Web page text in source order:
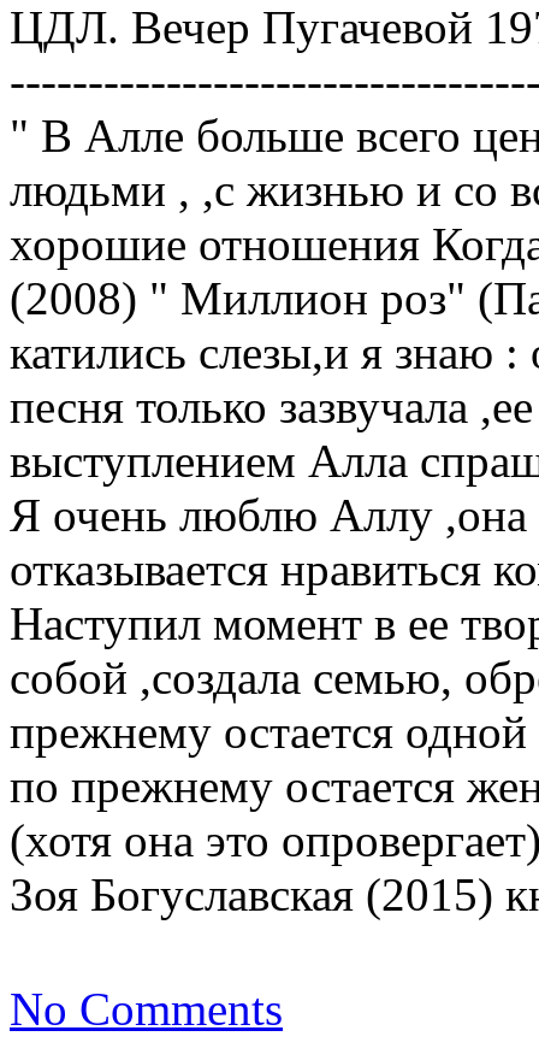
ЦДЛ. Вечер Пугачевой
" В Алле больше всего
людьми , ,с жизнью и со
хорошие отношения
(2008) " Миллион роз"
катились слезы,и я знаю
песня только зазвучала
выступлением Алла
Я очень люблю Аллу ,она
отказывается нравиться
Наступил момент в ее
собой ,создала семью,
прежнему остается
по прежнему остается
(хотя она это
Зоя Богуславская (2015)
No Comments